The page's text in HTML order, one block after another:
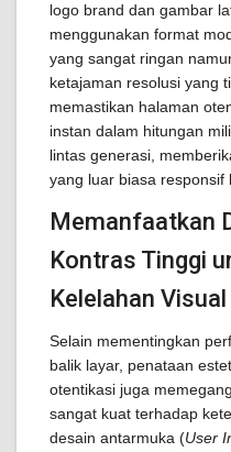
logo brand dan gambar
menggunakan format
yang sangat ringan
ketajaman resolusi yang
memastikan halaman
instan dalam hitungan
lintas generasi,
yang luar biasa responsif
Memanfaatkan
Kontras Tinggi
Kelelahan Visual
Selain mementingkan
balik layar, penataan
otentikasi juga
sangat kuat terhadap
desain antarmuka (User